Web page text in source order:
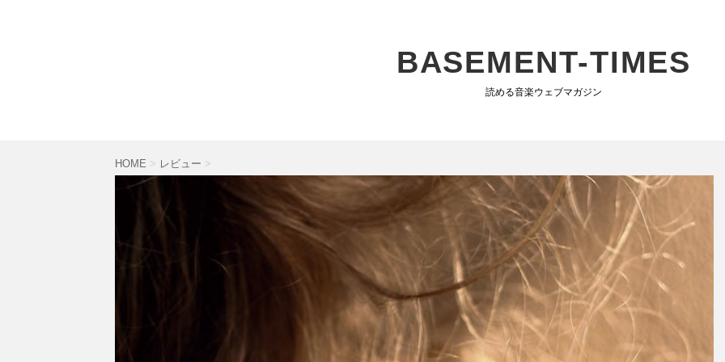
BASEMENT-TIMES
読める音楽ウェブマガジン
HOME > レビュー >